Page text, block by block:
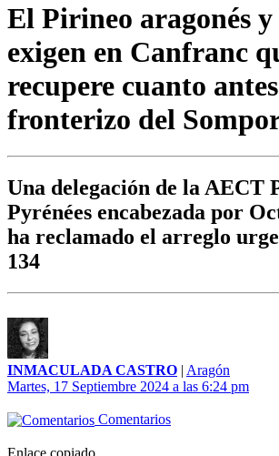
El Pirineo aragonés
exigen en Canfranc
recupere cuanto
fronterizo del
Una delegación de la AECT
Pyrénées encabezada por
ha reclamado el arreglo
134
INMACULADA CASTRO | Aragón
Martes, 17 Septiembre 2024 a las 6:24 pm
Comentarios